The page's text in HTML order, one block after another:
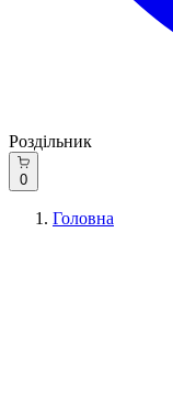
Роздільник
0
Головна